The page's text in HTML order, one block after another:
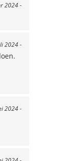
2024 -
2024 -
2024 -